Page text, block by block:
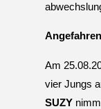
Am
vier Jungs
SUZY